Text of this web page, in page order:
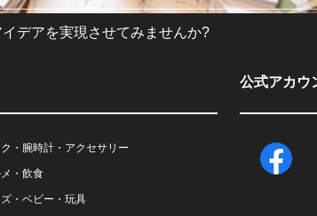
デアを実現させてみませんか?
・腕時計・アクセサリー
・飲食
・ベビー・玩具
公式アカウ